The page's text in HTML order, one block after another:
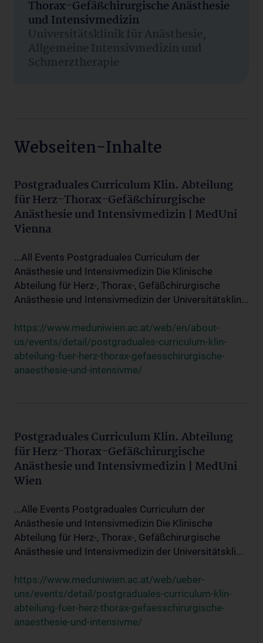
Thorax-Gefäßchirurgische Anästhesie
und Intensivmedizin
Universitätsklinik für Anästhesie,
Allgemeine Intensivmedizin und
Schmerztherapie
Webseiten-Inhalte
Postgraduales Curriculum Klin. Abteilung
für Herz-Thorax-Gefäßchirurgische
Anästhesie und Intensivmedizin | MedUni
Vienna
...All Events Postgraduales Curriculum der
Anästhesie und Intensivmedizin Die Klinische
Abteilung für Herz-, Thorax-, Gefäßchirurgische
Anästhesie und Intensivmedizin der Universitätsklin...
https://www.meduniwien.ac.at/web/en/about-
us/events/detail/postgraduales-curriculum-klin-
abteilung-fuer-herz-thorax-gefaesschirurgische-
anaesthesie-und-intensivme/
Postgraduales Curriculum Klin. Abteilung
für Herz-Thorax-Gefäßchirurgische
Anästhesie und Intensivmedizin | MedUni
Wien
...Alle Events Postgraduales Curriculum der
Anästhesie und Intensivmedizin Die Klinische
Abteilung für Herz-, Thorax-, Gefäßchirurgische
Anästhesie und Intensivmedizin der Universitätskli...
https://www.meduniwien.ac.at/web/ueber-
uns/events/detail/postgraduales-curriculum-klin-
abteilung-fuer-herz-thorax-gefaesschirurgische-
anaesthesie-und-intensivme/